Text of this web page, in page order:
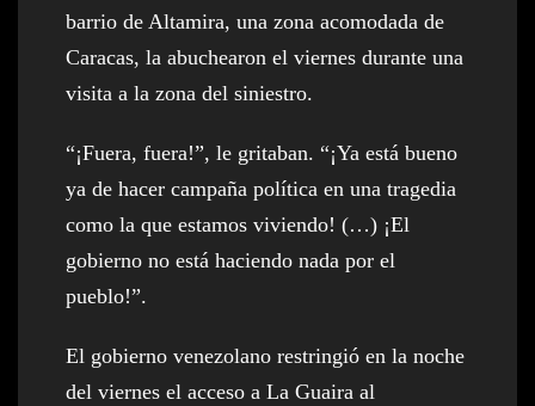
barrio de Altamira, una zona acomodada de
Caracas, la abuchearon el viernes durante una
visita a la zona del siniestro.
“¡Fuera, fuera!”, le gritaban. “¡Ya está bueno
ya de hacer campaña política en una tragedia
como la que estamos viviendo! (…) ¡El
gobierno no está haciendo nada por el
pueblo!”.
El gobierno venezolano restringió en la noche
del viernes el acceso a La Guaira al